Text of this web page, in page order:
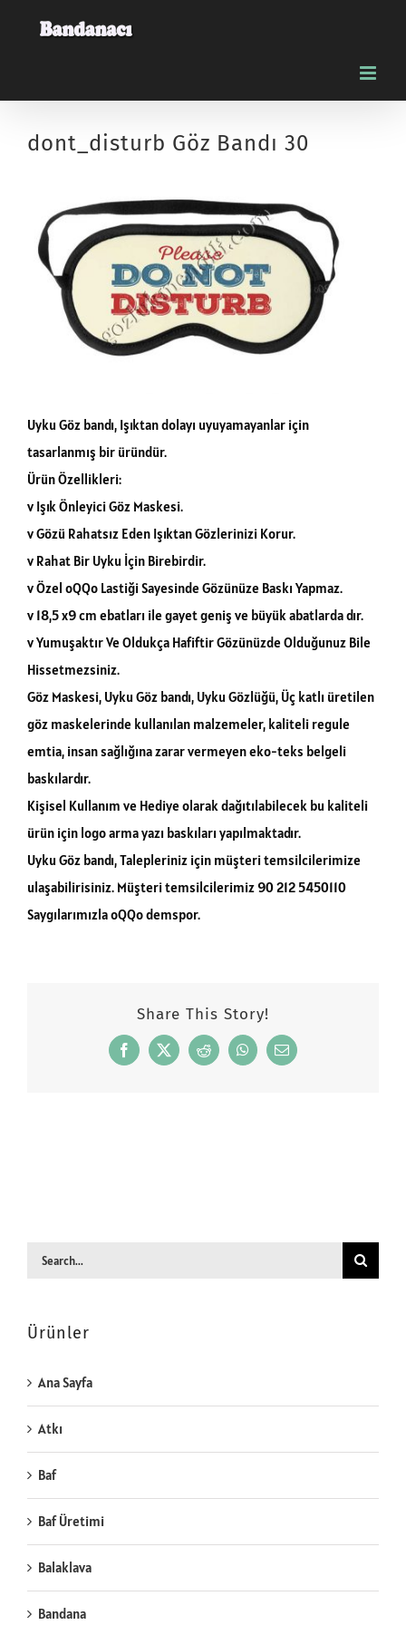
dont_disturb Göz Bandı 30
Uyku Göz bandı, Işıktan dolayı uyuyamayanlar için
tasarlanmış bir üründür.
Ürün Özellikleri:
v Işık Önleyici Göz Maskesi.
v Gözü Rahatsız Eden Işıktan Gözlerinizi Korur.
v Rahat Bir Uyku İçin Birebirdir.
v Özel oQQo Lastiği Sayesinde Gözünüze Baskı Yapmaz.
v 18,5 x9 cm ebatları ile gayet geniş ve büyük abatlarda dır.
v Yumuşaktır Ve Oldukça Hafiftir Gözünüzde Olduğunuz Bile
Hissetmezsiniz.
Göz Maskesi, Uyku Göz bandı, Uyku Gözlüğü, Üç katlı üretilen
göz maskelerinde kullanılan malzemeler, kaliteli regule
emtia, insan sağlığına zarar vermeyen eko-teks belgeli
baskılardır.
Kişisel Kullanım ve Hediye olarak dağıtılabilecek bu kaliteli
ürün için logo arma yazı baskıları yapılmaktadır.
Uyku Göz bandı, Talepleriniz için müşteri temsilcilerimize
ulaşabilirisiniz. Müşteri temsilcilerimiz 90 212 5450110
Saygılarımızla oQQo demspor.
Share This Story!
Facebook
X RedditWhatsApp
Email
Search
Ürünler
Ana Sayfa
Atkı
Baf
Baf Üretimi
Balaklava
Bandana